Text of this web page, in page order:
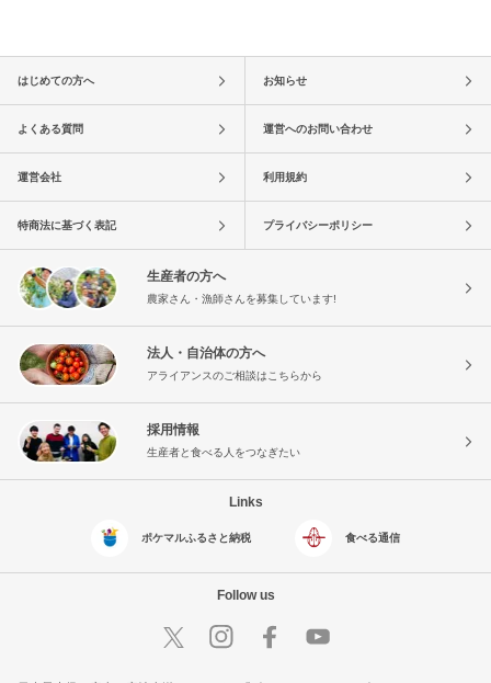
はじめての方へ お知らせ
よくある質問 運営へのお問い合わせ
運営会社 利用規約
特商法に基づく表記 プライバシーポリシー
生産者の方へ
農家さん・漁師さんを募集しています!
法人・自治体の方へ
アライアンスのご相談はこちらから
採用情報
生産者と食べる人をつなぎたい
Links
ポケマルふるさと納税 食べる通信
Follow us